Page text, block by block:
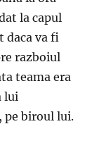
la capul
daca va fi
razboiul
teama era
lui
pe biroul lui.